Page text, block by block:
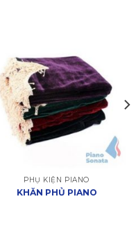
PHỤ KIỆN PIANO
KHĂN PHỦ PIANO